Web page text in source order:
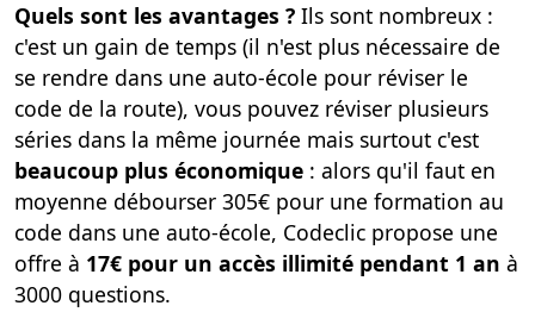
Quels sont les avantages ? Ils sont nombreux :
c'est un gain de temps (il n'est plus nécessaire de
se rendre dans une auto-école pour réviser le
code de la route), vous pouvez réviser plusieurs
séries dans la même journée mais surtout c'est
beaucoup plus économique : alors qu'il faut en
moyenne débourser 305€ pour une formation au
code dans une auto-école, Codeclic propose une
offre à 17€ pour un accès illimité pendant 1 an à
3000 questions.